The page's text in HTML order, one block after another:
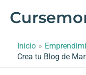
Inicio
Crea tu Blog de